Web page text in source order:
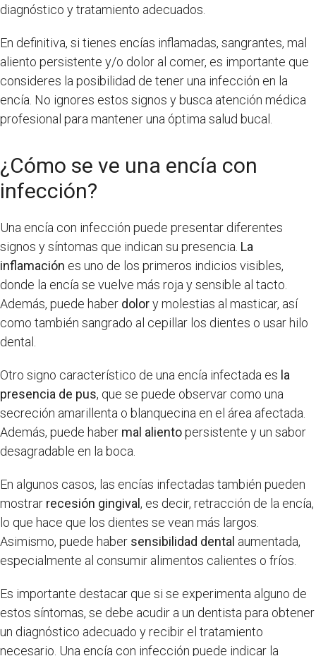
diagnóstico y tratamiento adecuados.
En definitiva, si tienes encías inflamadas, sangrantes, mal
aliento persistente y/o dolor al comer, es importante que
consideres la posibilidad de tener una infección en la
encía. No ignores estos signos y busca atención médica
profesional para mantener una óptima salud bucal.
¿Cómo se ve una encía con
infección?
Una encía con infección puede presentar diferentes
signos y síntomas que indican su presencia. La
inflamación es uno de los primeros indicios visibles,
donde la encía se vuelve más roja y sensible al tacto.
Además, puede haber dolory molestias al masticar, así
como también sangrado al cepillar los dientes o usar hilo
dental.
Otro signo característico de una encía infectada es la
presencia de pus, que se puede observar como una
secreción amarillenta o blanquecina en el área afectada.
Además, puede haber mal alientopersistente y un sabor
desagradable en la boca.
En algunos casos, las encías infectadas también pueden
mostrar recesión gingival, es decir, retracción de la encía,
lo que hace que los dientes se vean más largos.
Asimismo, puede haber sensibilidad dental aumentada,
especialmente al consumir alimentos calientes o fríos.
Es importante destacar que si se experimenta alguno de
estos síntomas, se debe acudir a un dentista para obtener
un diagnóstico adecuado y recibir el tratamiento
necesario. Una encía con infección puede indicar la